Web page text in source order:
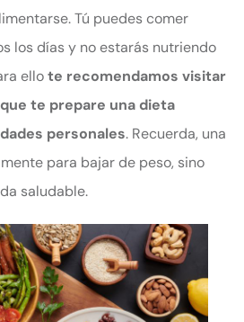
Tú puedes comer
los días y no estarás nutriendo
ellote recomendamos visitar
te prepare una dieta
personales. Recuerda, una
para bajar de peso, sino
saludable.